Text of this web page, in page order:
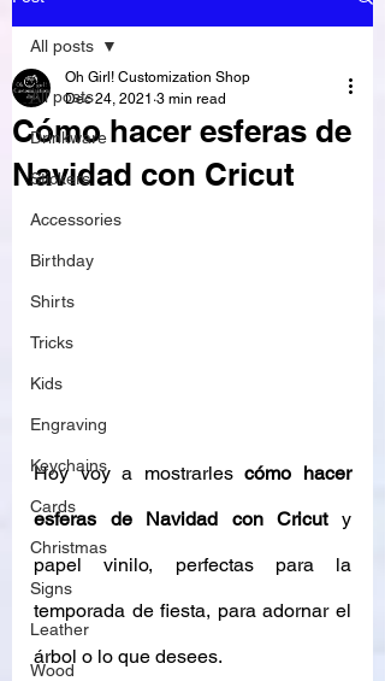
All posts
Drinkware
Stickers
Accessories
Birthday
Shirts
Tricks
Kids
Engraving
Keychains
Cards
Christmas
Signs
Leather
Wood
All posts
Cómo hacer esferas de
Navidad con Cricut
Oh Girl! Customization Shop
Dec 24, 2021 3 min read
Hoy voy a mostrarles cómo hacer
esferas de Navidad con Cricut y
papel vinilo, perfectas para la
temporada de fiesta, para adornar el
árbol o lo que desees.